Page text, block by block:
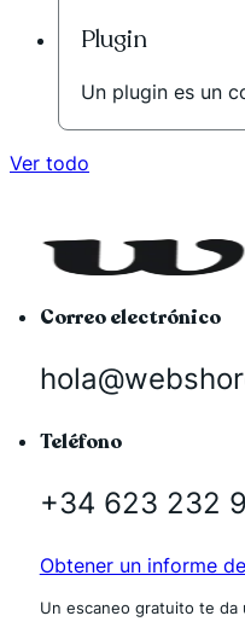
Plugin
Un plugin es un
Ver todo
Correo electrónico
Teléfono
+34 623 232
Obtener un informe
Un escaneo gratuito te da